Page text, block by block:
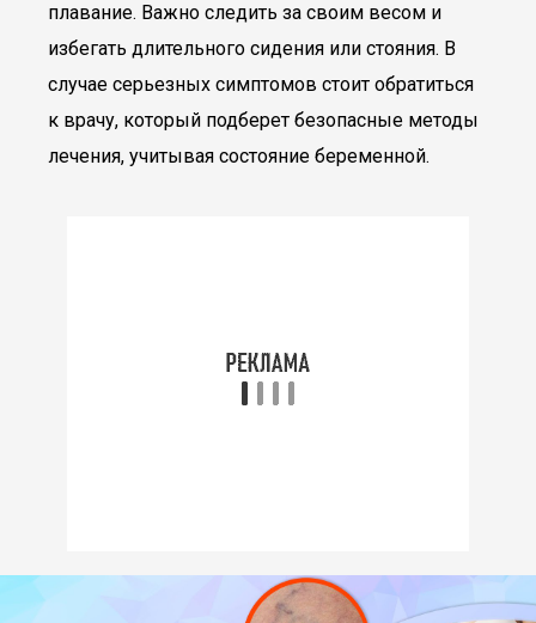
плавание. Важно следить за своим весом и
избегать длительного сидения или стояния. В
случае серьезных симптомов стоит обратиться
к врачу, который подберет безопасные методы
лечения, учитывая состояние беременной.